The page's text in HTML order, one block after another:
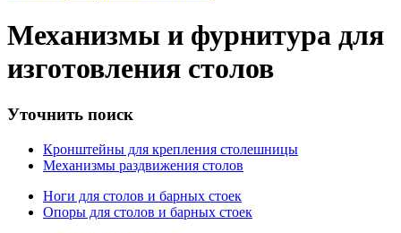
Механизмы и фурнитура для
изготовления столов
Уточнить поиск
Кронштейны для крепления столешницы
Механизмы раздвижения столов
Ноги для столов и барных стоек
Опоры для столов и барных стоек